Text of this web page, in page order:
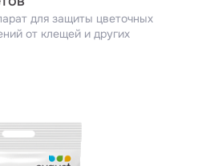
для защиты цветочных
от клещей и других